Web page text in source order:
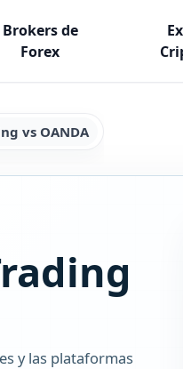
Brokers de
Forex
vs OANDA
y las plataformas